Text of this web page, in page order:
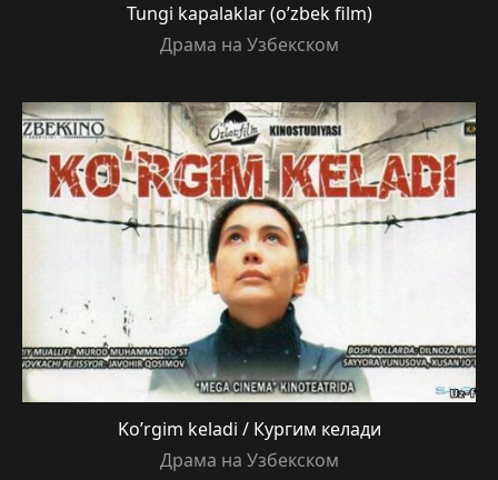
Tungi kapalaklar (o’zbek film)
Драма на Узбекском
Ko’rgim keladi / Кургим келади
Драма на Узбекском